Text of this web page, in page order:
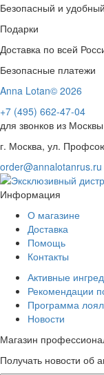
Безопасный и
Подарки
Доставка по всей
Безопасные платежи
Anna Lotan© 2026
+7 (495) 662-47-04
для звонков из Москвы
г. Москва, ул.
order@annalotanrus.ru
Информация
О магазине
Доставка
Помощь
Контакты
Активные
Рекомендации
Программа
Новости
Магазин
Получать новости об